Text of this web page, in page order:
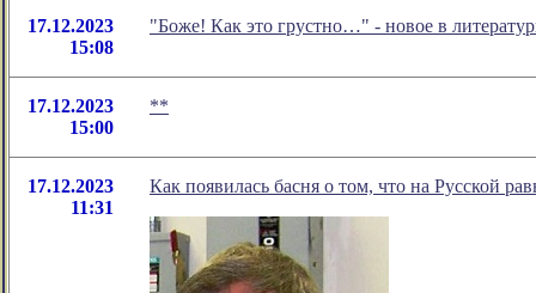
17.12.2023
15:08
"Боже! Как это грустно…" - новое в
17.12.2023
15:00
**
17.12.2023
11:31
Как появилась басня о том, что на Русской